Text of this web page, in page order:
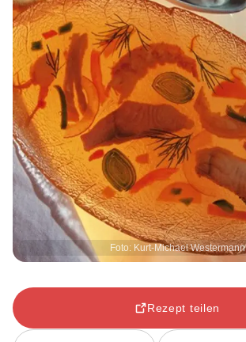
Foto: Kurt-Michael Westermann
Rezept teilen